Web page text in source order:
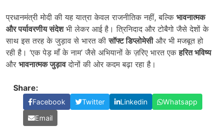
प्रधानमंत्री मोदी की यह यात्रा केवल राजनीतिक नहीं, बल्कि भावनात्मक
और पर्यावरणीय संदेशभी लेकर आई है। त्रिनिदाद और टोबैगो जैसे देशों के
साथ इस तरह के जुड़ाव से भारत कीसॉफ्ट डिप्लोमेसीऔर भी मजबूत हो
रही है। ‘एक पेड़ माँ के नाम’ जैसे अभियानों के ज़रिए भारत एकहरित भविष्य
और भावनात्मक जुड़ावदोनों की ओर कदम बढ़ा रहा है।
Share:
Facebook Twitter Linkedin
Whatsapp
Email